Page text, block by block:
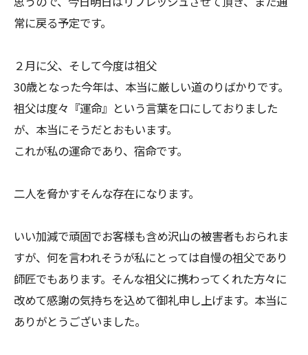
常に戻る予定です。
２月に父、そして今度は祖父
30歳となった今年は、本当に厳しい道のりばかりです。
祖父は度々『運命』という言葉を口にしておりました
が、本当にそうだとおもいます。
これが私の運命であり、宿命です。
二人を脅かすそんな存在になります。
いい加減で頑固でお客様も含め沢山の被害者もおられま
すが、何を言われそうが私にとっては自慢の祖父であり
師匠でもあります。そんな祖父に携わってくれた方々に
改めて感謝の気持ちを込めて御礼申し上げます。本当に
ありがとうございました。